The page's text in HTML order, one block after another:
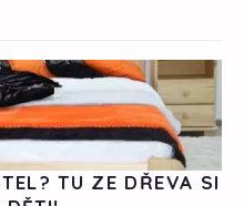
TU ZE DŘEVA SI